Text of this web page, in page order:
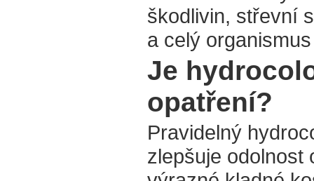
škodlivin, střevní
a celý
Je
opatření?
Pravidelný
zlepšuje odolnost